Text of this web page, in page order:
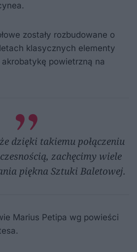
zostały rozbudowane o
klasycznych elementy
powietrzną na
dzięki takiemu połączeniu
zachęcimy wiele
piękna Sztuki Baletowej.
Marius Petipa wg powieści